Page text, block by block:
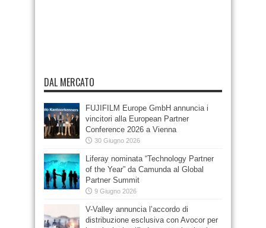
DAL MERCATO
FUJIFILM Europe GmbH annuncia i
vincitori alla European Partner
Conference 2026 a Vienna
30 Giugno 2026
Liferay nominata “Technology Partner
of the Year” da Camunda al Global
Partner Summit
9 Giugno 2026
V-Valley annuncia l’accordo di
distribuzione esclusiva con Avocor per